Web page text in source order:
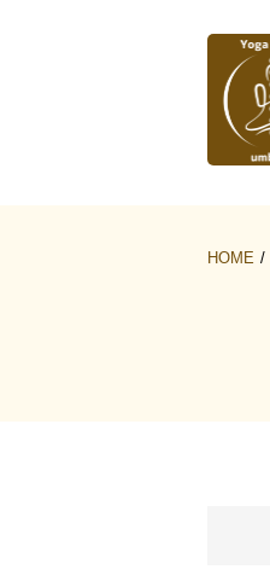
HOME